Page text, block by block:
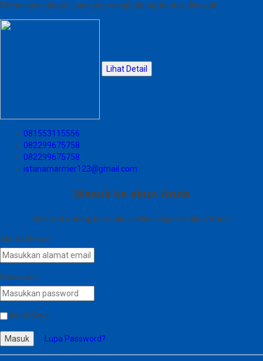
Pemesanan dapat langsung menghubungi kontak dibawah:
Lihat Detail
081553115556
082299675758
082299675758
istanamarmer123@gmail.com
Masuk ke akun Anda
Selamat datang kembali, silahkan login ke akun Anda.
Alamat Email
Password
Ingat Saya
Masuk Lupa Password?